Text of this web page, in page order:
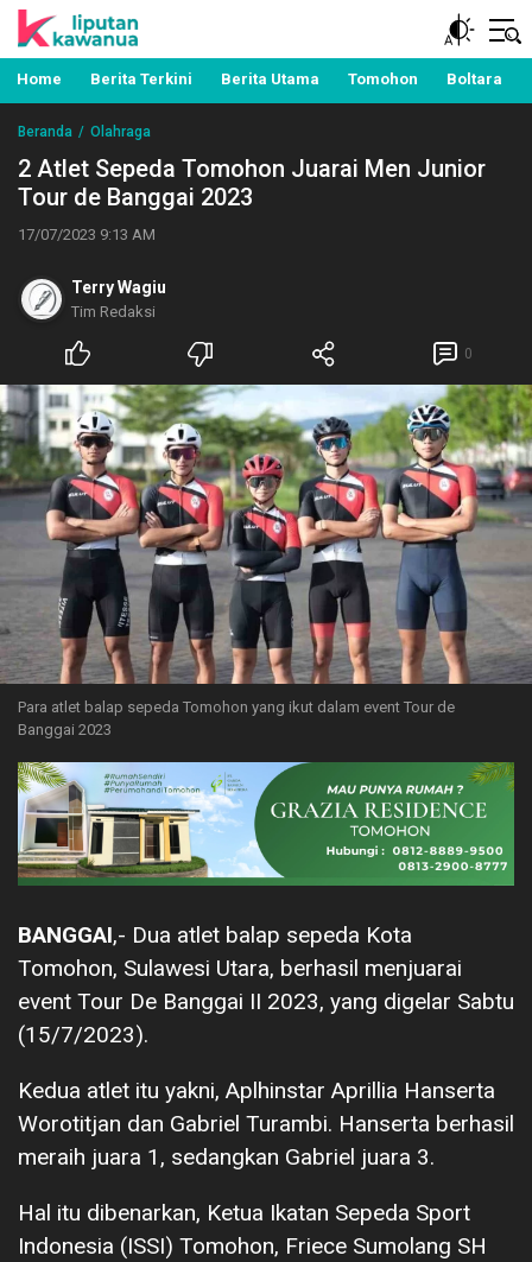
Liputan Kawanua
Berita Manado, Sulawesi Utara, Kawanua, Politik,
Pemerintahan, Hukum Kriminal dan Nasional
Home Berita Terkini Berita Utama Tomohon Boltara
Beranda Olahraga
2 Atlet Sepeda Tomohon Juarai Men Junior
Tour de Banggai 2023
17/07/2023 9:13 AM
Terry Wagiu
Tim Redaksi
0
Para atlet balap sepeda Tomohon yang ikut dalam event Tour de
Banggai 2023
BANGGAI,- Dua atlet balap sepeda Kota
Tomohon, Sulawesi Utara, berhasil menjuarai
event Tour De Banggai II 2023, yang digelar Sabtu
(15/7/2023).
Kedua atlet itu yakni, Aplhinstar Aprillia Hanserta
Worotitjan dan Gabriel Turambi. Hanserta berhasil
meraih juara 1, sedangkan Gabriel juara 3.
Hal itu dibenarkan, Ketua Ikatan Sepeda Sport
Indonesia (ISSI) Tomohon, Friece Sumolang SH